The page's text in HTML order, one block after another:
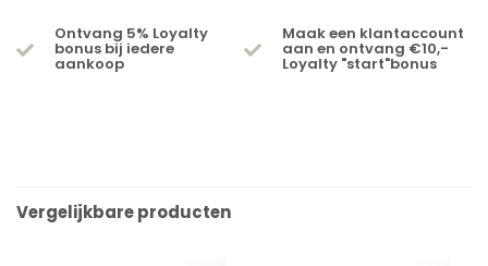
Ontvang 5% Loyalty
bonus bij iedere
aankoop
Maak een klantaccount
aan en ontvang €10,-
Loyalty "start"bonus
Vergelijkbare producten